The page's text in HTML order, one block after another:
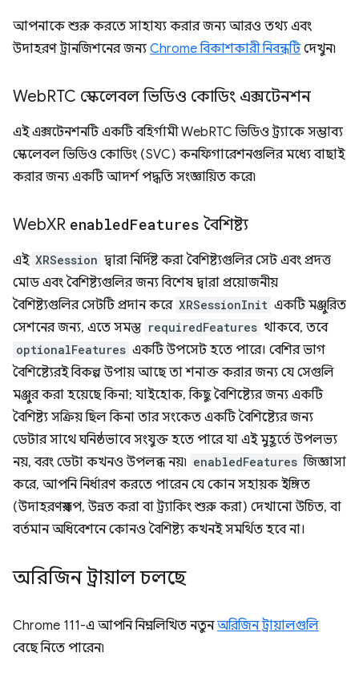
আপনাকে শুরু করতে সাহায্য করার জন্য আরও তথ্য এবং
উদাহরণ ট্রানজিশনের জন্য Chrome বিকাশকারী নিবন্ধটিদেখুন৷
WebRTC স্কেলেবল ভিডিও কোডিং এক্সটেনশন
এই এক্সটেনশনটি একটি বহির্গামী WebRTC ভিডিও ট্র্যাকে সম্ভাব্য
স্কেলেবল ভিডিও কোডিং (SVC) কনফিগারেশনগুলির মধ্যে বাছাই
করার জন্য একটি আদর্শ পদ্ধতি সংজ্ঞায়িত করে৷
WebXR enabledFeatures বৈশিষ্ট্য
এই XRSession দ্বারা নির্দিষ্ট করা বৈশিষ্ট্যগুলির সেট এবং প্রদত্ত
মোড এবং বৈশিষ্ট্যগুলির জন্য বিশেষ দ্বারা প্রয়োজনীয়
বৈশিষ্ট্যগুলির সেটটি প্রদান করে XRSessionInit একটি মঞ্জুরিত
সেশনের জন্য, এতে সমস্ত requiredFeatures থাকবে, তবে
optionalFeatures একটি উপসেট হতে পারে। বেশির ভাগ
বৈশিষ্ট্যেরই বিকল্প উপায় আছে তা শনাক্ত করার জন্য যে সেগুলি
মঞ্জুর করা হয়েছে কিনা; যাইহোক, কিছু বৈশিষ্ট্যের জন্য একটি
বৈশিষ্ট্য সক্রিয় ছিল কিনা তার সংকেত একটি বৈশিষ্ট্যের জন্য
ডেটার সাথে ঘনিষ্ঠভাবে সংযুক্ত হতে পারে যা এই মুহূর্তে উপলভ্য
নয়, বরং ডেটা কখনও উপলব্ধ নয়৷ enabledFeatures জিজ্ঞাসা
করে, আপনি নির্ধারণ করতে পারেন যে কোন সহায়ক ইঙ্গিত
(উদাহরণস্বরূপ, উন্নত করা বা ট্র্যাকিং শুরু করা) দেখানো উচিত, বা
বর্তমান অধিবেশনে কোনও বৈশিষ্ট্য কখনই সমর্থিত হবে না।
অরিজিন ট্রায়াল চলছে
Chrome 111-এ আপনি নিম্নলিখিত নতুনঅরিজিন ট্রায়ালগুলি
বেছে নিতে পারেন৷